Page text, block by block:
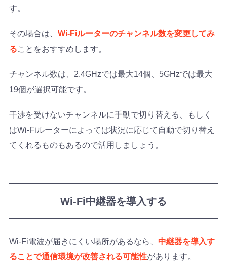
す。
その場合は、 Wi-Fiルーターのチャンネル数を変更してみ
ることをおすすめします。
チャンネル数は、2.4GHzでは最大14個、5GHzでは最大
19個が選択可能です。
干渉を受けないチャンネルに手動で切り替える、もしく
はWi-Fiルーターによっては状況に応じて自動で切り替え
てくれるものもあるので活用しましょう。
Wi-Fi中継器を導入する
Wi-Fi電波が届きにくい場所があるなら、 中継器を導入す
ることで通信環境が改善される可能性があります。